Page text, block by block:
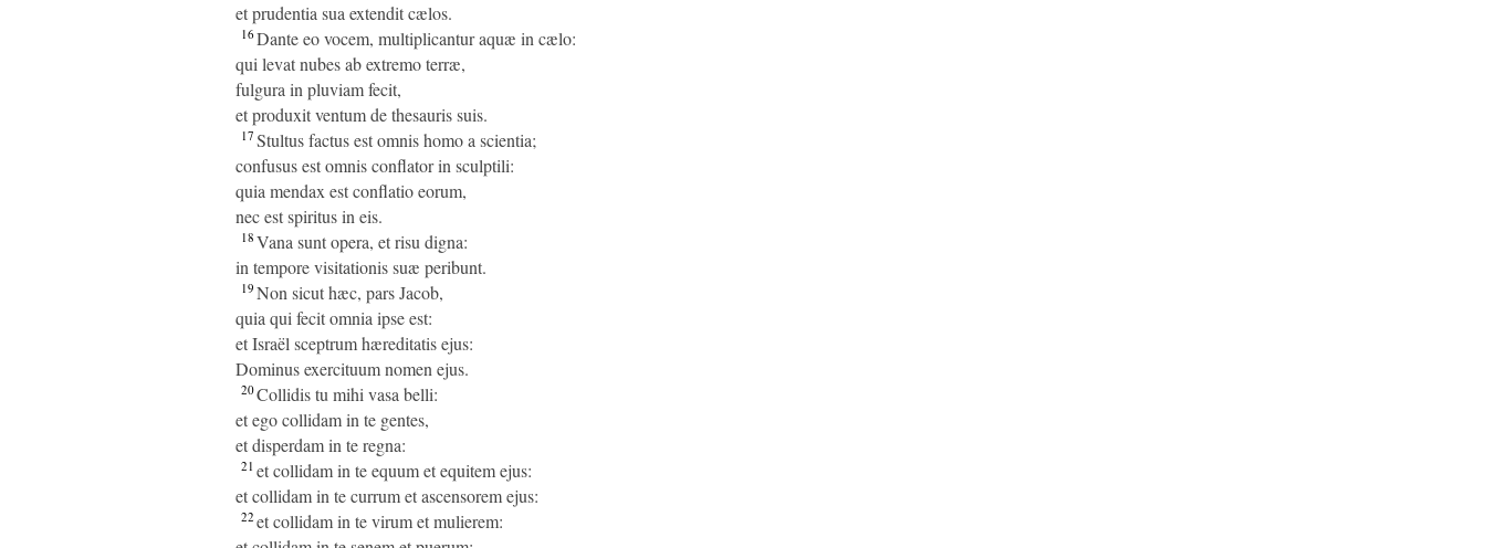
et prudentia sua extendit cælos.
16Dante eo vocem, multiplicantur aquæ in cælo:
qui levat nubes ab extremo terræ,
fulgura in pluviam fecit,
et produxit ventum de thesauris suis.
17Stultus factus est omnis homo a scientia;
confusus est omnis conflator in sculptili:
quia mendax est conflatio eorum,
nec est spiritus in eis.
18Vana sunt opera, et risu digna:
in tempore visitationis suæ peribunt.
19Non sicut hæc, pars Jacob,
quia qui fecit omnia ipse est:
et Israël sceptrum hæreditatis ejus:
Dominus exercituum nomen ejus.
20Collidis tu mihi vasa belli:
et ego collidam in te gentes,
et disperdam in te regna:
21et collidam in te equum et equitem ejus:
et collidam in te currum et ascensorem ejus:
22et collidam in te virum et mulierem: